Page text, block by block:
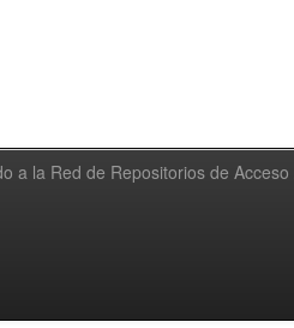
a la Red de Repositorios de